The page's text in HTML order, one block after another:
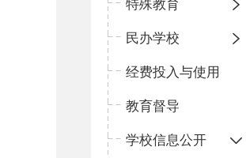
特殊教育
民办学校
经费投入与使用
教育督导
学校信息公开